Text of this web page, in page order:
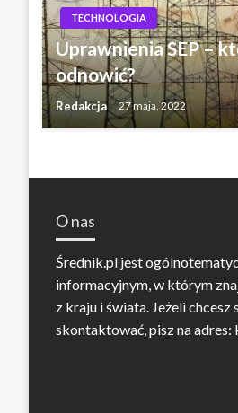
TECHNOLOGIA
Uprawnienia SEP –
odnowić?
Redakcja 27 maja, 2022
O nas
Średnik.pl jest
informacyjnym, w którym
z kraju i świata. Jeżeli chcesz
skontaktować, pisz na